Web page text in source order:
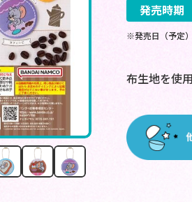
発売時期
※発売日（予定
布生地を使